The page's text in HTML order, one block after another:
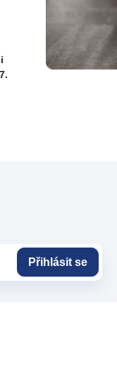
Přihlásit se